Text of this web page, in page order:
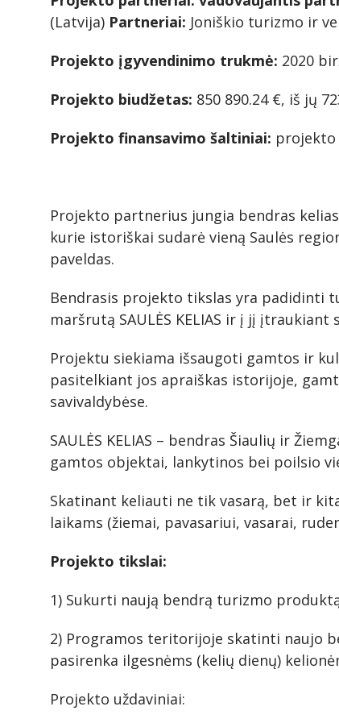
(Latvija) Partneriai: Joniškio turizmo ir
Projekto įgyvendinimo trukmė: 2020
Projekto biudžetas: 850 890.24 €, iš jų
Projekto finansavimo šaltiniai: projekto
Projekto partnerius jungia bendras
kurie istoriškai sudarė vieną Saulės
paveldas.
Bendrasis projekto tikslas yra padidinti
maršrutą SAULĖS KELIAS ir į jį
Projektu siekiama išsaugoti gamtos ir
pasitelkiant jos apraiškas istorijoje,
savivaldybėse.
SAULĖS KELIAS – bendras Šiaulių ir
gamtos objektai, lankytinos bei poilsio
Skatinant keliauti ne tik vasarą, bet ir
laikams (žiemai, pavasariui, vasarai,
Projekto tikslai:
1) Sukurti naują bendrą turizmo
2) Programos teritorijoje skatinti naujo
pasirenka ilgesnėms (kelių dienų)
Projekto uždaviniai: